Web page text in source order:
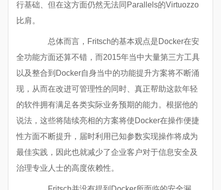
行基础、但在这方面仍然无法同Parallels的Virtuozzo
比肩。
总体而言，Fritsch的基本观点是Docker在安
全功能方面还算不错，而2015年当中大量第三方工具
以及整合到Docker自身当中的功能提升方案将不断涌
现，从而在改进可管理性的同时、真正帮助这款年轻
的软件拥有满足各类实际业务预期的能力。根据他的
说法，这些将陆续亮相的方案将使Docker在操作便捷
性方面不断提升，届时利用已知参数实现操作将成为
最佳实践，因此也就减少了企业客户对于信息安全及
治理专业人士的高度依赖性。